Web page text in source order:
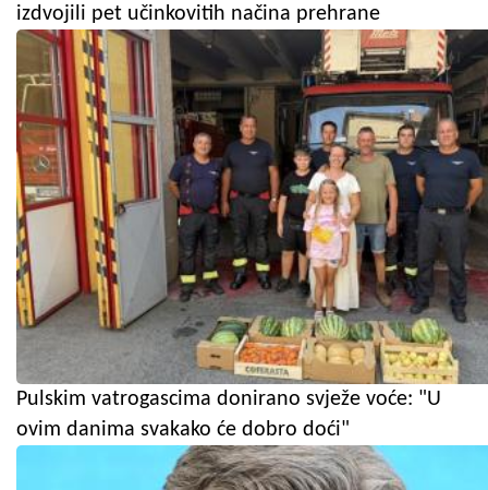
izdvojili pet učinkovitih načina prehrane
Pulskim vatrogascima donirano svježe voće: "U
ovim danima svakako će dobro doći"